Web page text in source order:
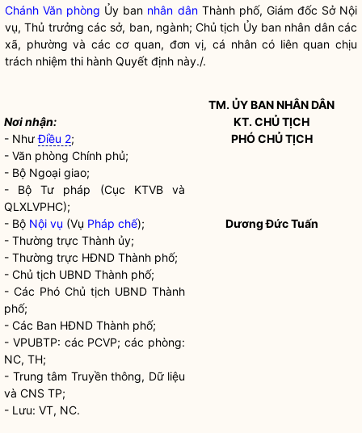
Chánh Văn phòng Ủy ban nhân dânThành phố, Giám đốc Sở Nội
vụ, Thủ trưởng các sở, ban, ngành; Chủ tịch Ủy ban nhân dâncác
xã, phường và các cơ quan, đơn vị, cá nhân có liên quan chịu
trách nhiệm thi hành Quyết định này./.
Nơi nhận:
- NhưĐiều 2;
- Văn phòng Chính phủ;
- Bộ Ngoại giao;
- Bộ Tư pháp (Cục KTVB và
QLXLVPHC);
- Bộ Nội vụ (Vụ Pháp chế);
- Thường trực Thành ủy;
- Thường trực HĐND Thành phố;
- Chủ tịch UBND Thành phố;
- Các Phó Chủ tịch UBND Thành
phố;
- Các Ban HĐND Thành phố;
- VPUBTP: các PCVP; các phòng:
NC, TH;
- Trung tâm Truyền thông, Dữ liệu
và CNS TP;
- Lưu: VT, NC.
TM. ỦY BANNHÂN DÂN
KT. CHỦ TỊCH
PHÓ CHỦ TỊCH
Dương Đức Tuấn